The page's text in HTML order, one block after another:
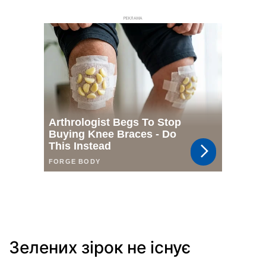
РЕКЛАМА
Зелених зірок не існує